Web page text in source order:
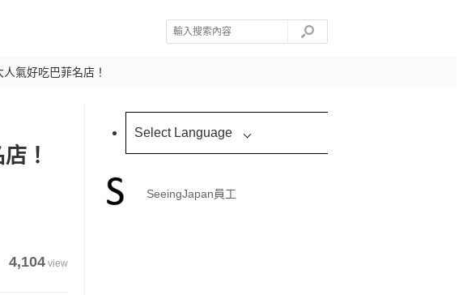
氣好吃巴菲名店！
！
4,104 view
Select Language
SeeingJapan員工